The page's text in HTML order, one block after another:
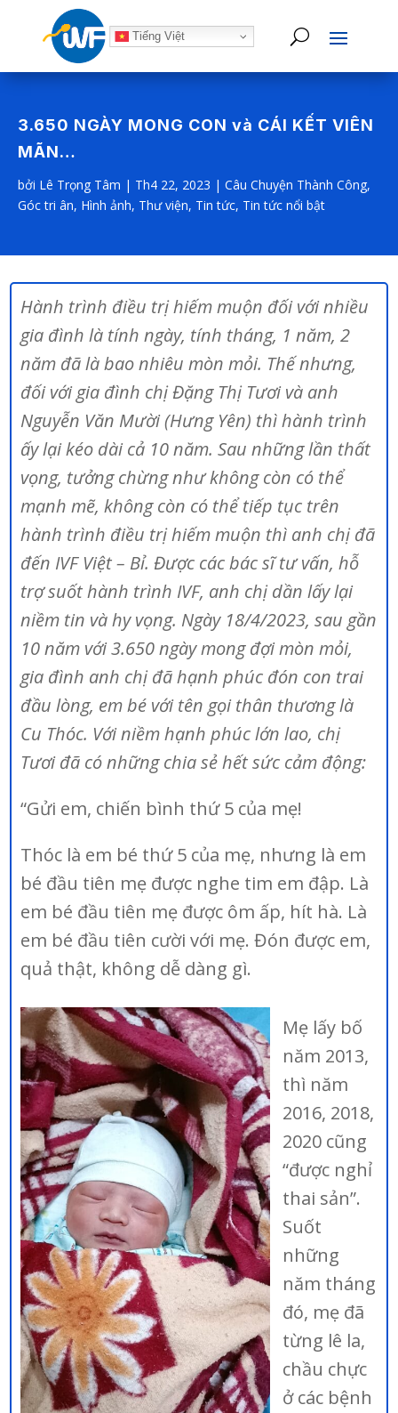
Tiếng Việt
3.650 NGÀY MONG CON và CÁI KẾT VIÊN
MÃN…
bởi Lê Trọng Tâm | Th4 22, 2023 | Câu Chuyện Thành Công,
Góc tri ân, Hình ảnh, Thư viện, Tin tức, Tin tức nổi bật
Hành trình điều trị hiếm muộn đối với nhiều
gia đình là tính ngày, tính tháng, 1 năm, 2
năm đã là bao nhiêu mòn mỏi. Thế nhưng,
đối với gia đình chị Đặng Thị Tươi và anh
Nguyễn Văn Mười (Hưng Yên) thì hành trình
ấy lại kéo dài cả 10 năm. Sau những lần thất
vọng, tưởng chừng như không còn có thể
mạnh mẽ, không còn có thể tiếp tục trên
hành trình điều trị hiếm muộn thì anh chị đã
đến IVF Việt – Bỉ. Được các bác sĩ tư vấn, hỗ
trợ suốt hành trình IVF, anh chị dần lấy lại
niềm tin và hy vọng. Ngày 18/4/2023, sau gần
10 năm với 3.650 ngày mong đợi mòn mỏi,
gia đình anh chị đã hạnh phúc đón con trai
đầu lòng, em bé với tên gọi thân thương là
Cu Thóc. Với niềm hạnh phúc lớn lao, chị
Tươi đã có những chia sẻ hết sức cảm động:
“Gửi em, chiến bình thứ 5 của mẹ!
Thóc là em bé thứ 5 của mẹ, nhưng là em
bé đầu tiên mẹ được nghe tim em đập. Là
em bé đầu tiên mẹ được ôm ấp, hít hà. Là
em bé đầu tiên cười với mẹ. Đón được em,
quả thật, không dễ dàng gì.
Mẹ lấy bố
năm 2013,
thì năm
2016, 2018,
2020 cũng
“được nghỉ
thai sản”.
Suốt
những
năm tháng
đó, mẹ đã
từng lê la,
chầu chực
ở các bệnh